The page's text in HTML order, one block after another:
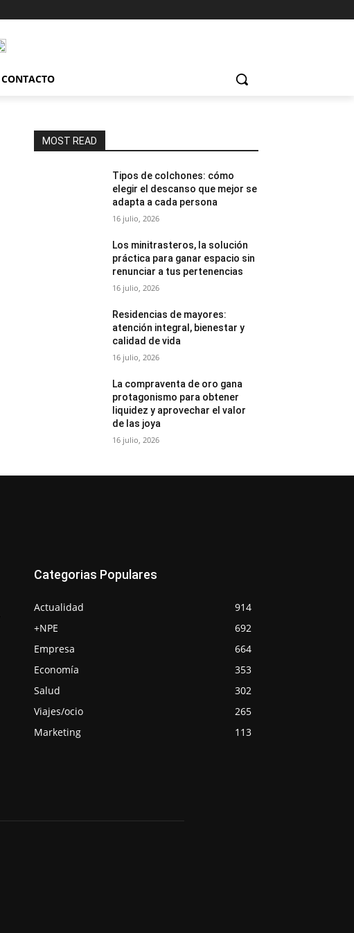
CONTACTO
MOST READ
Tipos de colchones: cómo
elegir el descanso que mejor se
adapta a cada persona
16 julio, 2026
Los minitrasteros, la solución
práctica para ganar espacio sin
renunciar a tus pertenencias
16 julio, 2026
Residencias de mayores:
atención integral, bienestar y
calidad de vida
16 julio, 2026
La compraventa de oro gana
protagonismo para obtener
liquidez y aprovechar el valor
de las joya
16 julio, 2026
Categorias Populares
Actualidad
914
+NPE
692
Empresa
664
Economía
353
Salud
302
Viajes/ocio
265
Marketing
113